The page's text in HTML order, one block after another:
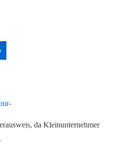
da Kleinunternehmer